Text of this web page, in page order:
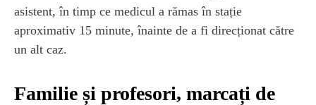
asistent, în timp ce medicul a rămas în stație
aproximativ 15 minute, înainte de a fi direcționat către
un alt caz.
Familie și profesori, marcați de